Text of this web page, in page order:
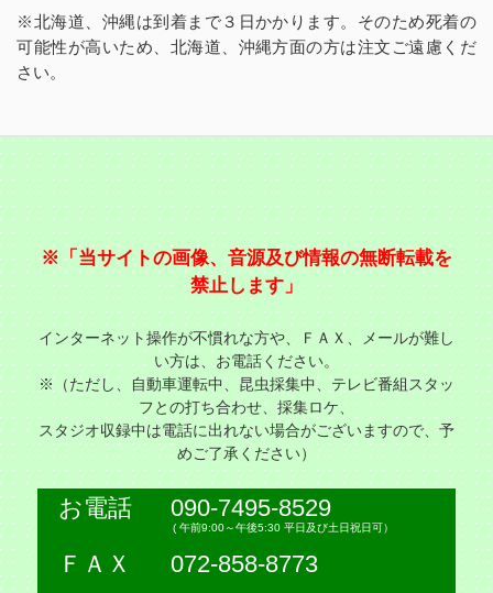
※北海道、沖縄は到着まで３日かかります。そのため死着の
可能性が高いため、北海道、沖縄方面の方は注文ご遠慮くだ
さい。
※「当サイトの画像、音源及び情報の無断転載を
禁止します」
インターネット操作が不慣れな方や、ＦＡＸ、メールが難し
い方は、お電話ください。
※（ただし、自動車運転中、昆虫採集中、テレビ番組スタッ
フとの打ち合わせ、採集ロケ、
スタジオ収録中は電話に出れない場合がございますので、予
めご了承ください）
お電話 090-7495-8529
( 午前9:00～午後5:30 平日及び土日祝日可）
ＦＡＸ
072-858-8773